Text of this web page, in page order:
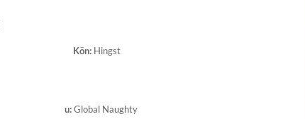
Kön: Hingst
u:Global Naughty